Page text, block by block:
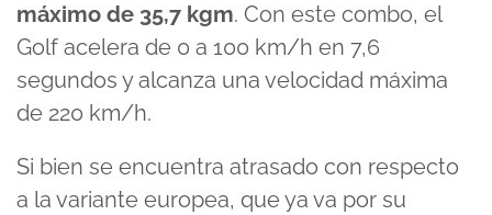
máximo de 35,7 kgm. Con este combo, el
Golf acelera de 0 a 100 km/h en 7,6
segundos y alcanza una velocidad máxima
de 220 km/h.
Si bien se encuentra atrasado con respecto
a la variante europea, que ya va por su